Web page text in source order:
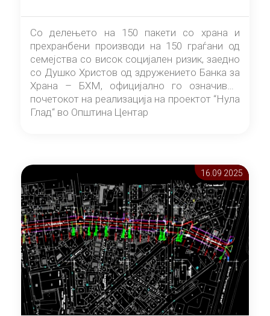
Со делењето на 150 пакети со храна и
прехранбени производи на 150 граѓани од
семејства со висок социјален ризик, заедно
со Душко Христов од здружението Банка за
Храна – БХМ, официјално го означивме
почетокот на реализација на проектот “Нула
Глад“ во Општина Центар
16.09 2025